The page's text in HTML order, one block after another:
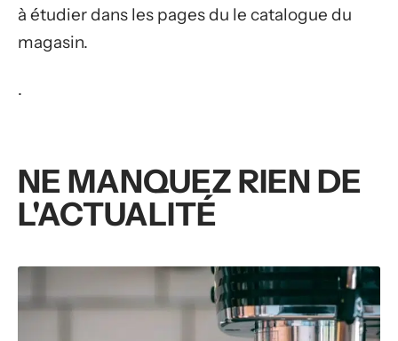
à étudier dans les pages du le catalogue du
magasin.
.
NE MANQUEZ RIEN DE
L'ACTUALITÉ